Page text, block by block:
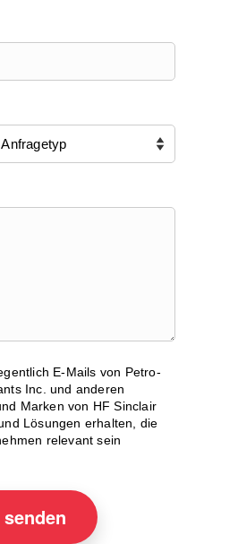
E-Mails von Petro-
Inc. und anderen
Marken von HF Sinclair
Lösungen erhalten, die
relevant sein
senden